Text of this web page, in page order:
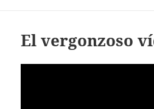
El vergonzoso